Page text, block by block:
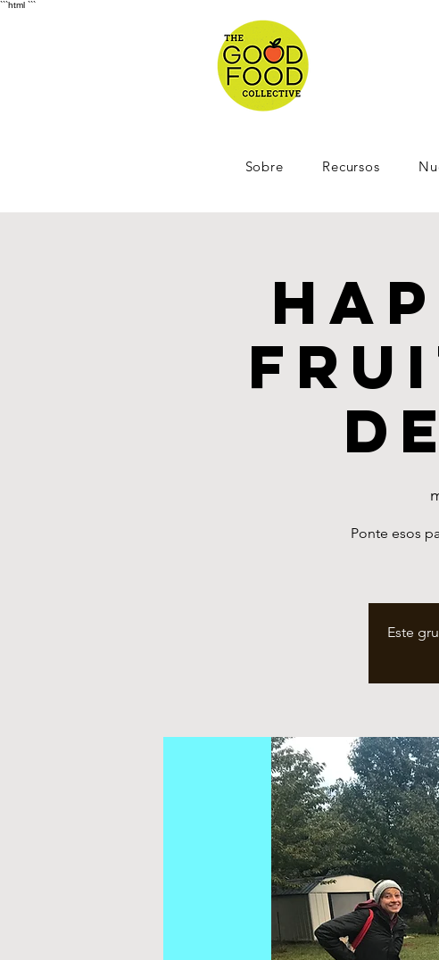
```html ```
Sobre Recursos
Ponte esos
Este